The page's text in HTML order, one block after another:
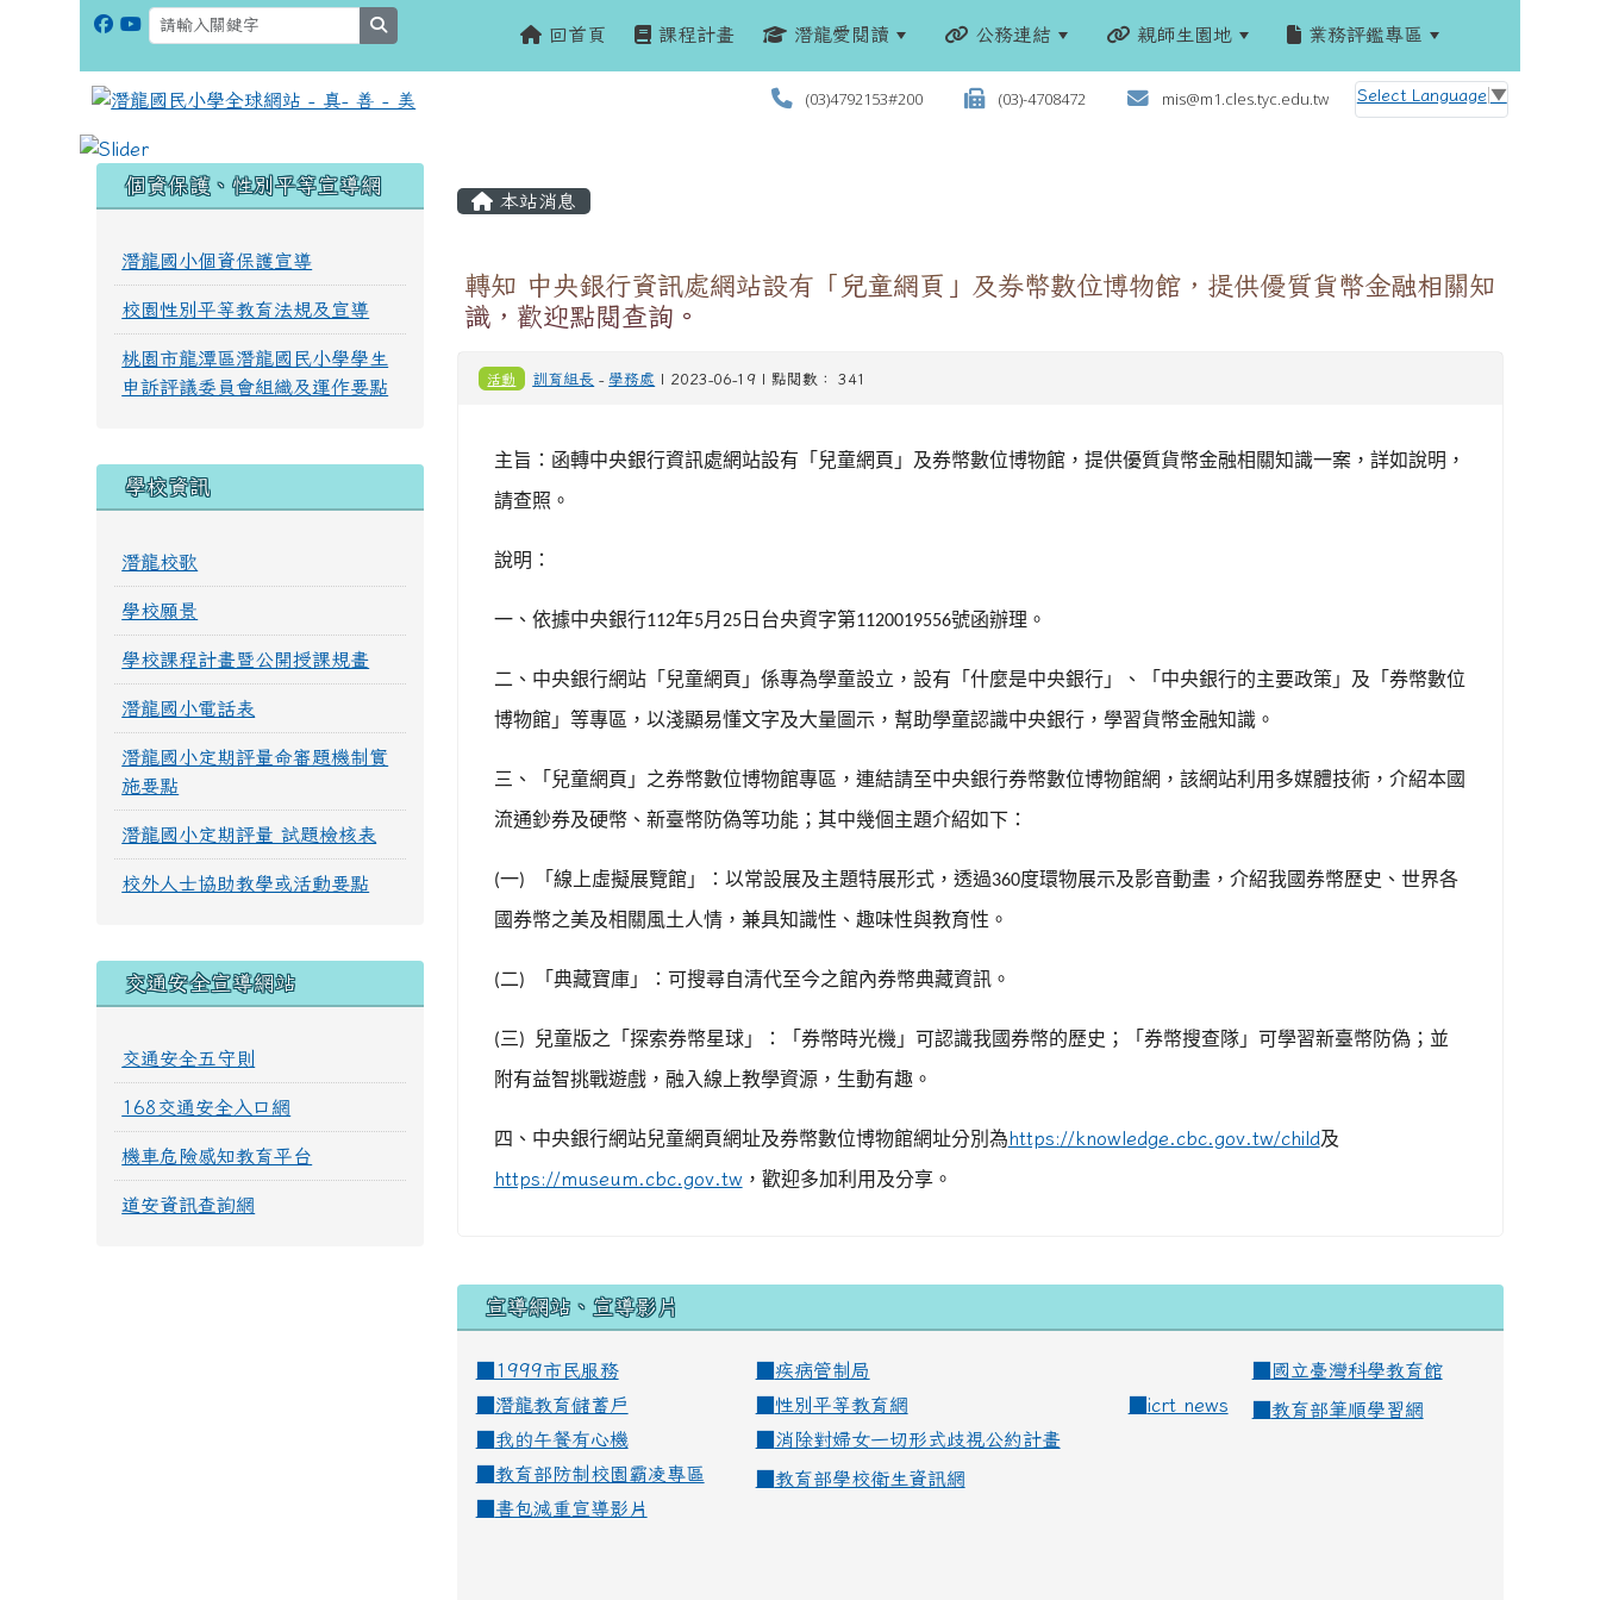
回首頁 課程計畫 潛龍愛閱讀 公務連結 親師生園地 業務評鑑專區
(03)4792153#200 (03)-4708472 mis@m1.cles.tyc.edu.tw Select Language ▼
本站消息
轉知 中央銀行資訊處網站設有「兒童網頁」及券幣數位博物館，提供優質貨幣金融相關知
識，歡迎點閱查詢。
活動 訓育組長 - 學務處 | 2023-06-19 | 點閱數： 341
主旨：函轉中央銀行資訊處網站設有「兒童網頁」及券幣數位博物館，提供優質貨幣金融相關知識一案，詳如說明，
請查照。
說明：
一、依據中央銀行112年5月 25日台央資字第1120019556號函辦理。
二、中央銀行網站「兒童網頁」係專為學童設立，設有「什麼是中央銀行」、「中央銀行的主要政策」及「券幣數位
博物館」等專區，以淺顯易懂文字及大量圖示，幫助學童認識中央銀行，學習貨幣金融知識。
三、「兒童網頁」之券幣數位博物館專區，連結請至中央銀行券幣數位博物館網，該網站利用多媒體技術，介紹本國
流通鈔券及硬幣、新臺幣防偽等功能；其中幾個主題介紹如下：
(一) 「線上虛擬展覽館」：以常設展及主題特展形式，透過360度環物展示及影音動畫，介紹我國券幣歷史、世界各
國券幣之美及相關風土人情，兼具知識性、趣味性與教育性。
(二) 「典藏寶庫」：可搜尋自清代至今之館內券幣典藏資訊。
(三)
兒童版之「探索券幣星球」：「券幣時光機」可認識我國券幣的歷史；「券幣搜查隊」可學習新臺幣防偽；並
附有益智挑戰遊戲，融入線上教學資源，生動有趣。
四、中央銀行網站兒童網頁網址及券幣數位博物館網址分別為https://knowledge.cbc.gov.tw/child及
https://museum.cbc.gov.tw，歡迎多加利用及分享。
宣導網站、宣導影片
■1999市民服務 疾病管制局
國立臺灣科學教育館
潛龍教育儲蓄戶 性別平等教育網 icrt news
教育部筆順學習網
我的午餐有心機
消除對婦女一切形式歧視公約計畫
教育部防制校園霸凌專區
教育部學校衛生資訊網
書包減重宣導影片
個資保護、性別平等宣導網
潛龍國小個資保護宣導
校園性別平等教育法規及宣導
桃園市龍潭區潛龍國民小學學生
申訴評議委員會組織及運作要點
學校資訊
潛龍校歌
學校願景
學校課程計畫暨公開授課規畫
潛龍國小電話表
潛龍國小定期評量命審題機制實
施要點
潛龍國小定期評量 試題檢核表
校外人士協助教學或活動要點
交通安全宣導網站
交通安全五守則
168交通安全入口網
機車危險感知教育平台
道安資訊查詢網